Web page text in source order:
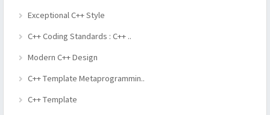
Exceptional C++ Style
C++ Coding Standards : C++ ..
Modern C++ Design
C++ Template Metaprogrammin..
C++ Template